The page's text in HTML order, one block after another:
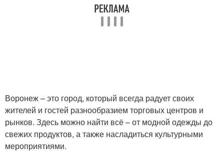
Воронеж – это город, который всегда радует своих
жителей и гостей разнообразием торговых центров и
рынков. Здесь можно найти всё – от модной одежды до
свежих продуктов, а также насладиться культурными
мероприятиями.